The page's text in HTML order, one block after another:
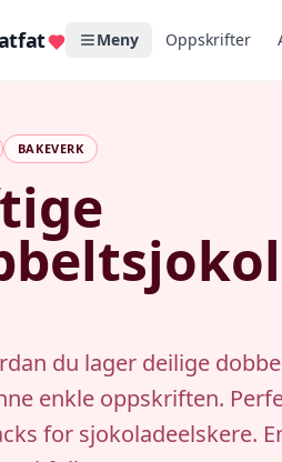
Meny Oppskrifter
BAKEVERK
du lager deilige
enkle oppskriften.
for sjokoladeelskere.